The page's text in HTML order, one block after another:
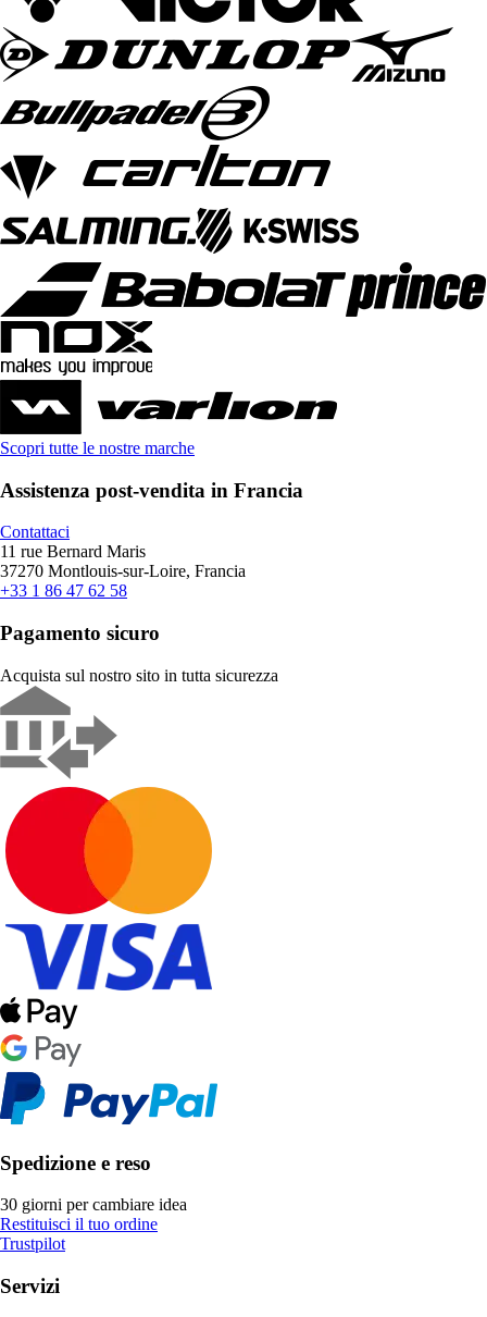
Scopri tutte le nostre marche
Assistenza post-vendita in Francia
Contattaci
11 rue Bernard Maris
37270 Montlouis-sur-Loire, Francia
+33 1 86 47 62 58
Pagamento sicuro
Acquista sul nostro sito in tutta sicurezza
Spedizione e reso
30 giorni per cambiare idea
Restituisci il tuo ordine
Trustpilot
Servizi